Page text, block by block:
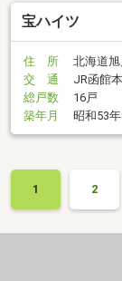
宝ハイツ
住 所
北海道
交 通
JR函館
総戸数
16戸
築年月
昭和53年
1 2